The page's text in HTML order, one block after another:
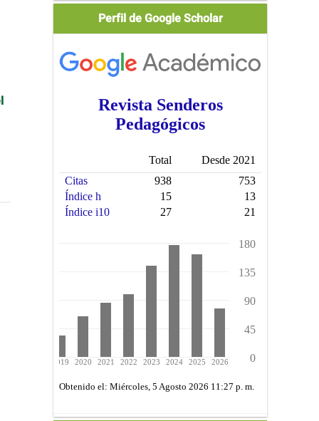
ScholarPerfil de Google Scholar